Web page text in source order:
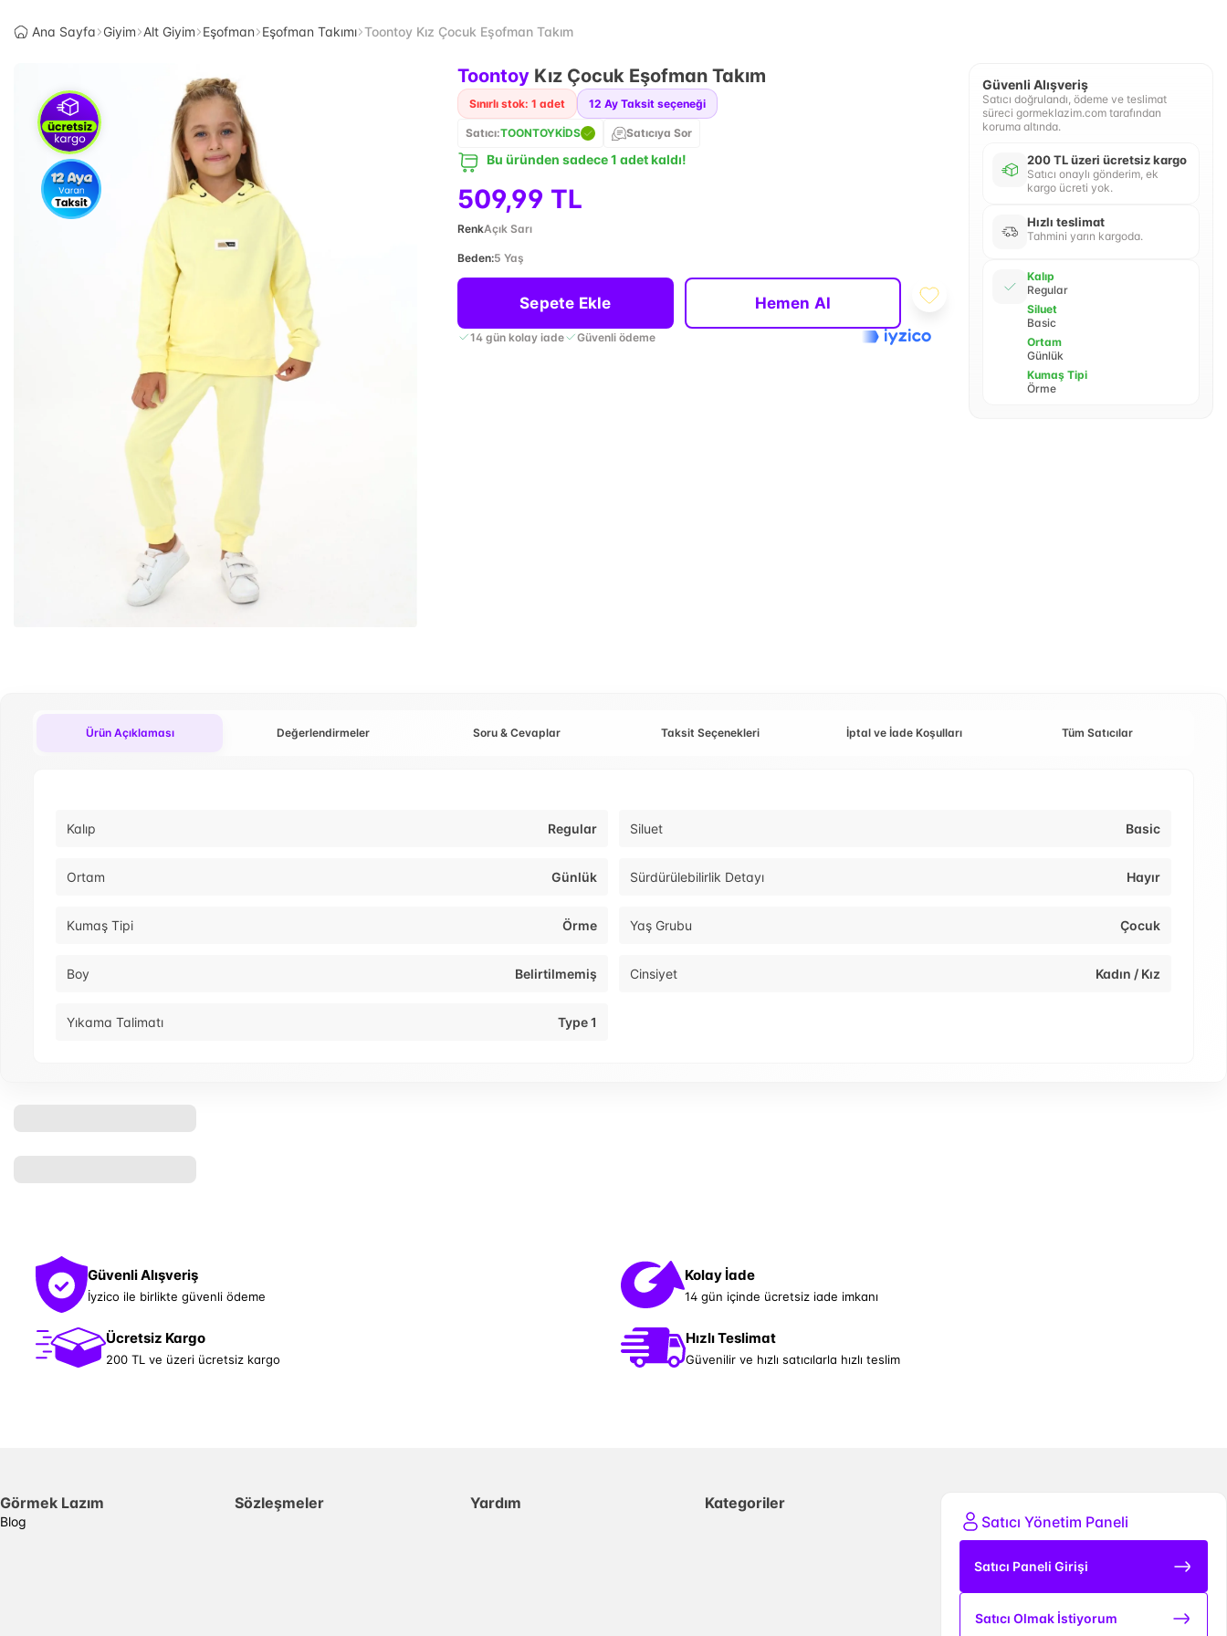
Ana Sayfa Giyim Alt Giyim Eşofman Eşofman Takımı Toontoy Kız Çocuk Eşofman Takım
Toontoy Kız Çocuk Eşofman Takım
Sınırlı stok: 1 adet 12 Ay Taksit seçeneği
Satıcı:TOONTOYKİDS Satıcıya Sor
Bu üründen sadece 1 adet kaldı!
509,99 TL
RenkAçık Sarı
Beden:5 Yaş
Sepete Ekle Hemen Al
14 gün kolay iade Güvenli ödeme
Güvenli Alışveriş
Satıcı doğrulandı, ödeme ve teslimat
süreci gormeklazim.com tarafından
koruma altında.
200 TL üzeri ücretsiz kargo
Satıcı onaylı gönderim, ek
kargo ücreti yok.
Hızlı teslimat
Tahmini yarın kargoda.
Kalıp
Regular
Siluet
Basic
Ortam
Günlük
Kumaş Tipi
Örme
Ürün Açıklaması Değerlendirmeler Soru & Cevaplar Taksit Seçenekleri İptal ve İade Koşulları Tüm Satıcılar
Kalıp Regular Siluet Basic
Ortam Günlük Sürdürülebilirlik Detayı Hayır
Kumaş Tipi Örme Yaş Grubu Çocuk
Boy Belirtilmemiş Cinsiyet Kadın / Kız
Yıkama Talimatı Type 1
Güvenli Alışveriş
İyzico ile birlikte güvenli ödeme
Kolay İade
14 gün içinde ücretsiz iade imkanı
Ücretsiz Kargo
200 TL ve üzeri ücretsiz kargo
Hızlı Teslimat
Güvenilir ve hızlı satıcılarla hızlı teslim
Görmek Lazım
Blog
Sözleşmeler Yardım
Kategoriler
Satıcı Yönetim Paneli
Satıcı Paneli Girişi
Satıcı Olmak İstiyorum